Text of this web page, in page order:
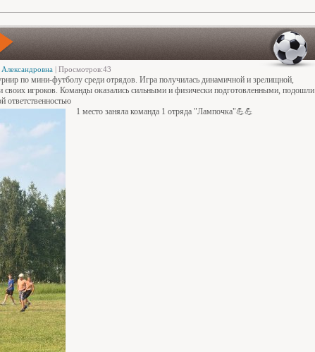
| Просмотров:43
по мини-футболу среди отрядов. Игра получилась динамичной и зрелищной,
своих игроков. Команды оказались сильными и физически подготовленными, подошли
ответственностью
1 место заняла команда 1 отряда "Лампочка"💪💪